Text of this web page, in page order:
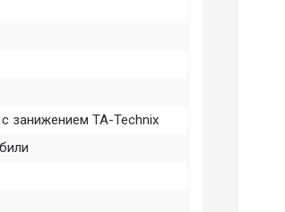
занижением TA-Technix